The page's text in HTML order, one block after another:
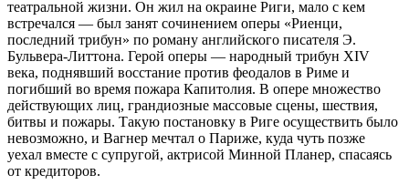
театральной жизни. Он жил на окраине Риги, мало с кем
встречался — был занят сочинением оперы «Риенци,
последний трибун» по роману английского писателя Э.
Бульвера-Литтона. Герой оперы — народный трибун XIV
века, поднявший восстание против феодалов в Риме и
погибший во время пожара Капитолия. В опере множество
действующих лиц, грандиозные массовые сцены, шествия,
битвы и пожары. Такую постановку в Риге осуществить было
невозможно, и Вагнер мечтал о Париже, куда чуть позже
уехал вместе с супругой, актрисой Минной Планер, спасаясь
от кредиторов.